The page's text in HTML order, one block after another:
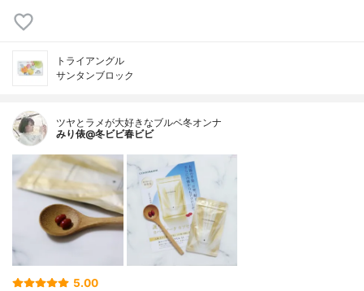
トライアングル
サンタンブロック
ツヤとラメが大好きなブルベ冬オンナ
みり俵@冬ビビ春ビビ
5.00